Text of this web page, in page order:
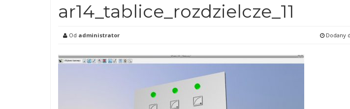
ar14_tablice_rozdzielcze_11
Od administrator Dodany